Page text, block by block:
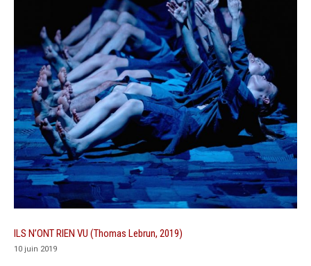
ILS N’ONT RIEN VU (Thomas Lebrun, 2019)
10 juin 2019